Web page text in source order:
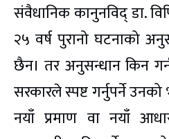
संवैधानिक कानुनविद् डा.
२५ वर्ष पुरानो घटनाको
छैन। तर अनुसन्धान किन
सरकारले स्पष्ट गर्नुपर्ने
नयाँ प्रमाण वा नयाँ